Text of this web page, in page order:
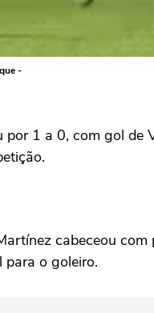
-
por 1 a 0, com gol de
cabeceou com
o goleiro.